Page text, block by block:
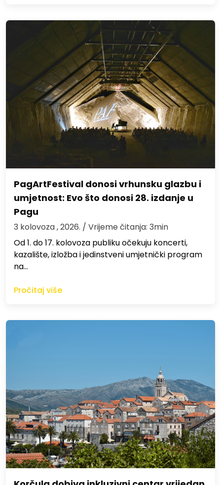
PagArtFestival donosi vrhunsku glazbu i
umjetnost: Evo što donosi 28. izdanje u
Pagu
3 kolovoza , 2026. / Vrijeme čitanja: 3min
Od 1. do 17. kolovoza publiku očekuju koncerti,
kazalište, izložba i jedinstveni umjetnički program
na…
Pročitaj više